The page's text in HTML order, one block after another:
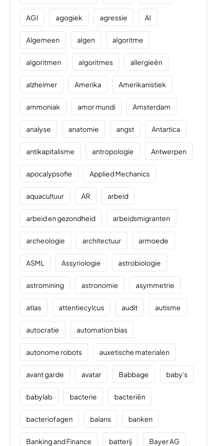
AGI agogiek agressie AI
Algemeen algen algoritme
algoritmen algoritmes allergieën
alzheimer Amerika Amerikanistiek
ammoniak amor mundi Amsterdam
analyse anatomie angst Antartica
antikapitalisme antropologie Antwerpen
apocalypsofie Applied Mechanics
aquacultuur AR arbeid
arbeid en gezondheid arbeidsmigranten
archeologie architectuur armoede
ASML Assyriologie astrobiologie
astromining astronomie asymmetrie
atlas attentiecylcus audit autisme
autocratie automation bias
autonome robots auxetische materialen
avant garde avatar Babbage baby's
babylab bacterie bacteriën
bacteriofagen balans banken
Banking and Finance batterij Bayer AG